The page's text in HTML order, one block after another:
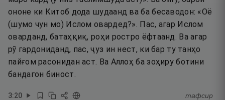
ононе ки Китоб дода шудаанд ва ба бесаводон: «Оё
(шумо чун мо) Ислом овардед?». Пас, агар Ислом
оварданд, батаҳқиқ, роҳи ростро ёфтаанд. Ва агар
рӯ гардониданд, пас, ҷуз ин нест, ки бар ту танҳо
пайғом расонидан аст. Ва Аллоҳ ба зоҳиру ботини
бандагон биност.
3:20 тафсир